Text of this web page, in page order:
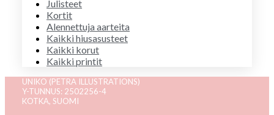
Julisteet
Kortit
Alennettuja aarteita
Kaikki hiusasusteet
Kaikki korut
Kaikki printit
UNIKO (PETRA ILLUSTRATIONS)
Y-TUNNUS: 2502256-4
KOTKA, SUOMI